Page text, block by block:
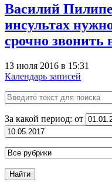
Василий
инсультах
срочно звонить
13 июля 2016 в 15:31
Календарь записей
За какой период: от
Найти